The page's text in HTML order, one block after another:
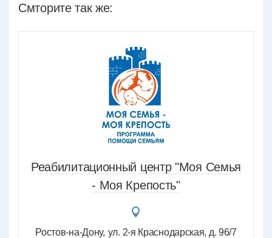
Смторите так же:
Реабилитационный центр "Моя Семья
- Моя Крепость"
Ростов-на-Дону ул. 2-я Краснодарская, д. 96/7